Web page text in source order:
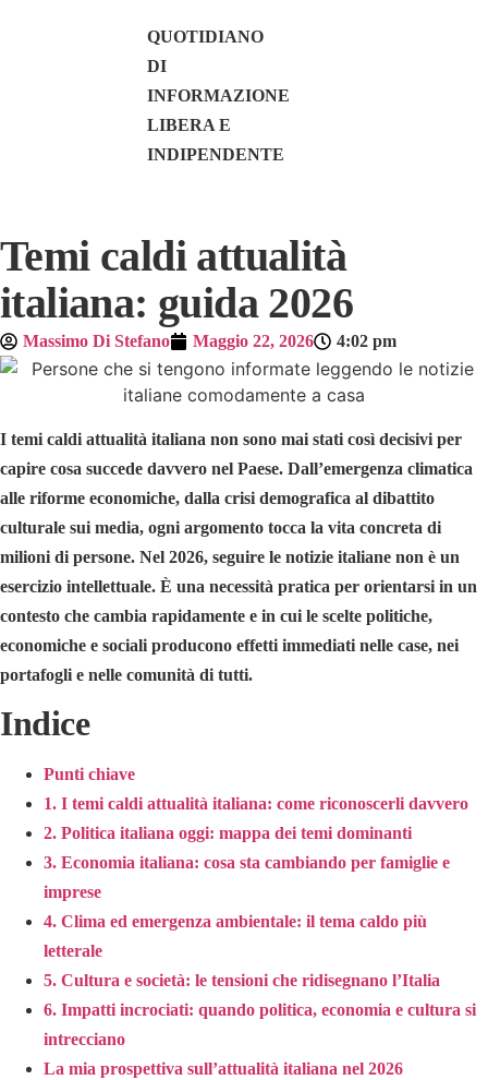
QUOTIDIANO
DI
INFORMAZIONE
LIBERA E
INDIPENDENTE
Temi caldi attualità
italiana: guida 2026
Massimo Di Stefano Maggio 22, 2026 4:02 pm
I temi caldi attualità italiana non sono mai stati così decisivi per
capire cosa succede davvero nel Paese. Dall’emergenza climatica
alle riforme economiche, dalla crisi demografica al dibattito
culturale sui media, ogni argomento tocca la vita concreta di
milioni di persone. Nel 2026, seguire le notizie italiane non è un
esercizio intellettuale. È una necessità pratica per orientarsi in un
contesto che cambia rapidamente e in cui le scelte politiche,
economiche e sociali producono effetti immediati nelle case, nei
portafogli e nelle comunità di tutti.
Indice
Punti chiave
1. I temi caldi attualità italiana: come riconoscerli davvero
2. Politica italiana oggi: mappa dei temi dominanti
3. Economia italiana: cosa sta cambiando per famiglie e
imprese
4. Clima ed emergenza ambientale: il tema caldo più
letterale
5. Cultura e società: le tensioni che ridisegnano l’Italia
6. Impatti incrociati: quando politica, economia e cultura si
intrecciano
La mia prospettiva sull’attualità italiana nel 2026